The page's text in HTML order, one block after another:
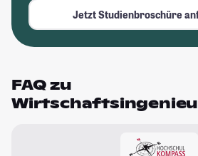
Jetzt Studienbroschüre
FAQ zu